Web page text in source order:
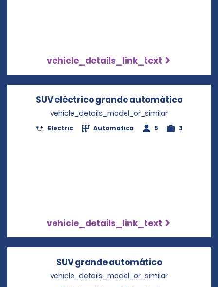
vehicle_details_link_text
SUV eléctrico grande automáticoOpens
vehicle_details_model_or_similar
Electric Automática 5 3
vehicle_details_link_text
SUV grande automáticoOpens in a
vehicle_details_model_or_similar